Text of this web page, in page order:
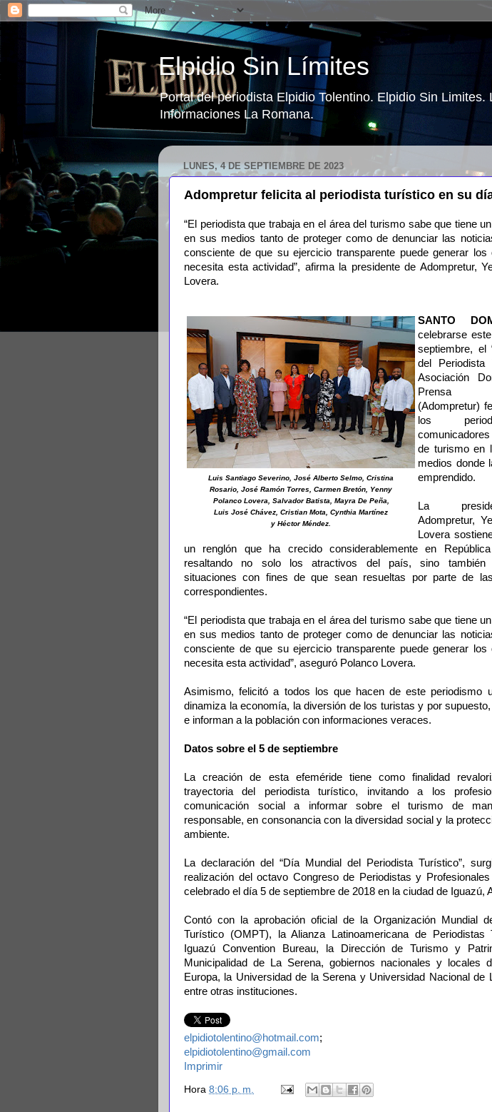
Elpidio Sin Límites
Portal del periodista Elpidio Tolentino. Elpidio Sin
Informaciones La Romana.
LUNES, 4 DE SEPTIEMBRE DE 2023
Adompretur felicita al periodista turístico en su
“El periodista que trabaja en el área del turismo sabe que tiene
en sus medios tanto de proteger como de denunciar las
consciente de que su ejercicio transparente puede generar los
necesita esta actividad”, afirma la presidente de Adompretur,
Lovera.
Luis Santiago Severino, José Alberto Selmo, Cristina
Rosario, José Ramón Torres, Carmen Bretón, Yenny
Polanco Lovera, Salvador Batista, Mayra De Peña,
Luis José Chávez, Cristian Mota, Cynthia Martínez
y Héctor Méndez.
SANTO
celebrarse
septiembre, el
del Periodista
Asociación
Prensa
(Adompretur)
los
de turismo en
medios donde
emprendido.
La
Adompretur,
Lovera
un renglón que ha crecido considerablemente en
resaltando no solo los atractivos del país, sino también
situaciones con fines de que sean resueltas por parte de
correspondientes.
“El periodista que trabaja en el área del turismo sabe que tiene
en sus medios tanto de proteger como de denunciar las
consciente de que su ejercicio transparente puede generar los
necesita esta actividad”, aseguró Polanco Lovera.
Asimismo, felicitó a todos los que hacen de este periodismo
dinamiza la economía, la diversión de los turistas y por
e informan a la población con informaciones veraces.
Datos sobre el 5 de septiembre
La creación de esta efeméride tiene como finalidad
trayectoria del periodista turístico, invitando a los
comunicación social a informar sobre el turismo de
responsable, en consonancia con la diversidad social y la
ambiente.
La declaración del “Día Mundial del Periodista Turístico”,
realización del octavo Congreso de Periodistas y
celebrado el día 5 de septiembre de 2018 en la ciudad de Iguazú,
Contó con la aprobación oficial de la Organización Mundial
Turístico (OMPT), la Alianza Latinoamericana de Periodistas
Iguazú Convention Bureau, la Dirección de Turismo y
Municipalidad de La Serena, gobiernos nacionales y locales
Europa, la Universidad de la Serena y Universidad Nacional de
entre otras instituciones.
elpidiotolentino@hotmail.com;
elpidiotolentino@gmail.com
Imprimir
Hora 8:06 p. m.